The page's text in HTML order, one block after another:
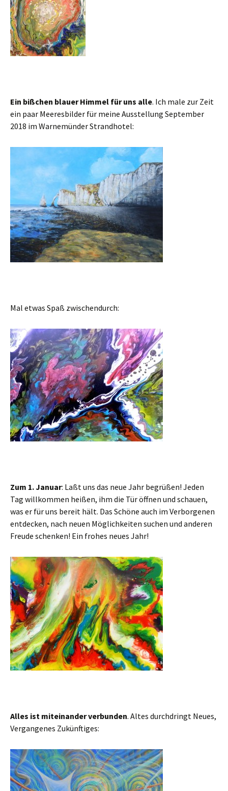
Ein bißchen blauer Himmel für uns alle. Ich male zur Zeit
ein paar Meeresbilder für meine Ausstellung September
2018 im Warnemünder Strandhotel:
Mal etwas Spaß zwischendurch:
Zum 1. Januar: Laßt uns das neue Jahr begrüßen! Jeden
Tag willkommen heißen, ihm die Tür öffnen und schauen,
was er für uns bereit hält. Das Schöne auch im Verborgenen
entdecken, nach neuen Möglichkeiten suchen und anderen
Freude schenken! Ein frohes neues Jahr!
Alles ist miteinander verbunden. Altes durchdringt Neues,
Vergangenes Zukünftiges: